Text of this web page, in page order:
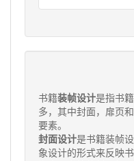
书籍装帧设计是指书
多，其中封面，扉页
要素。
封面设计是书籍装帧
象设计的形式来反映